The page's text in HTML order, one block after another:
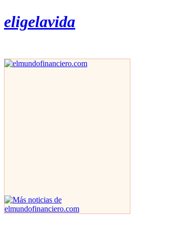
eligelavida